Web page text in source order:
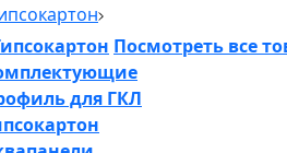
Посмотреть все
для ГКЛ